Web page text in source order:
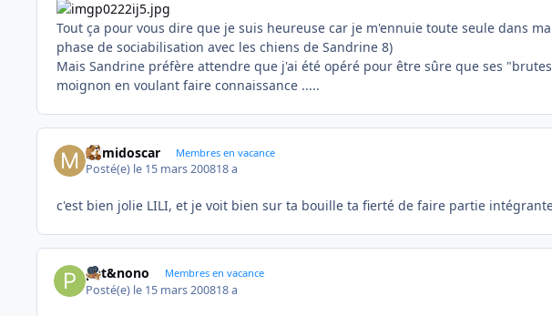
Tout ça pour vous dire que je suis heureuse car je m'ennuie toute seule dans
phase de sociabilisation avec les chiens de Sandrine 8)
Mais Sandrine préfère attendre que j'ai été opéré pour être sûre que ses
moignon en voulant faire connaissance .....
mimidoscar Membres en vacance
Posté(e) le 15 mars 200818 a
c'est bien jolie LILI, et je voit bien sur ta bouille ta fierté de faire partie
pat&nono Membres en vacance
Posté(e) le 15 mars 200818 a